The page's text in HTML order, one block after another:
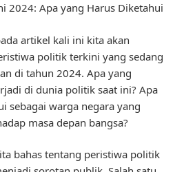
2024: Apa yang Harus Diketahui
artikel kali ini kita akan
politik terkini yang sedang
di tahun 2024. Apa yang
di dunia politik saat ini? Apa
sebagai warga negara yang
masa depan bangsa?
bahas tentang peristiwa politik